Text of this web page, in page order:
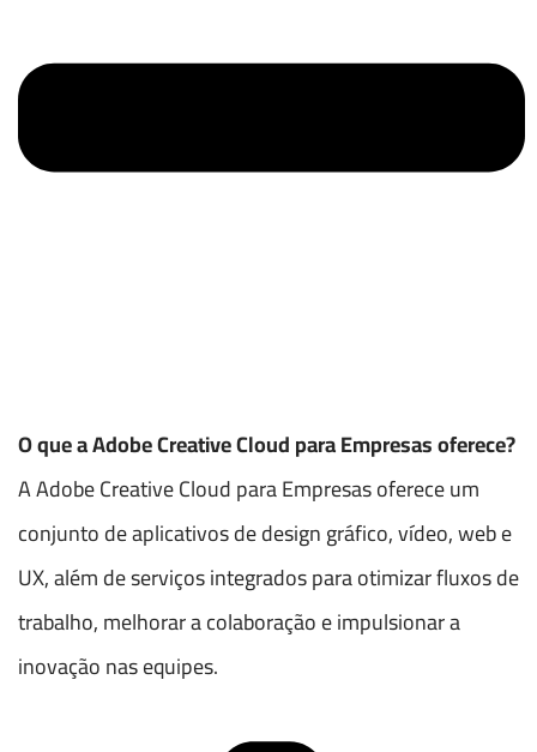
O que a Adobe Creative Cloud para Empresas oferece?
A Adobe Creative Cloud para Empresas oferece um
conjunto de aplicativos de design gráfico, vídeo, web e
UX, além de serviços integrados para otimizar fluxos de
trabalho, melhorar a colaboração e impulsionar a
inovação nas equipes.